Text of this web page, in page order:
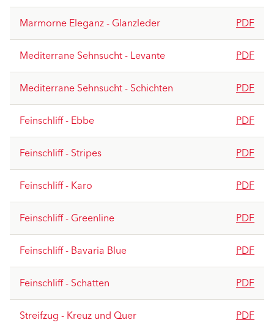
Marmorne Eleganz - Glanzleder
PDF
Mediterrane Sehnsucht - Levante
PDF
Mediterrane Sehnsucht - Schichten
PDF
Feinschliff - Ebbe
PDF
Feinschliff - Stripes
PDF
Feinschliff - Karo
PDF
Feinschliff - Greenline
PDF
Feinschliff - Bavaria Blue
PDF
Feinschliff - Schatten
PDF
Streifzug - Kreuz und Quer
PDF